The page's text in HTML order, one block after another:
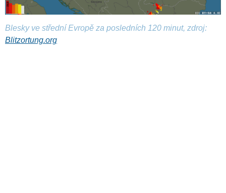
Blesky ve střední Evropě za posledních 120 minut, zdroj:
Blitzortung.org